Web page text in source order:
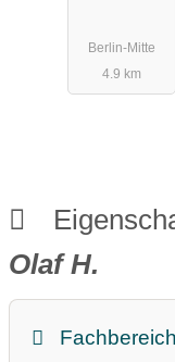
Berlin-Mitte
4.9 km
Olaf H.